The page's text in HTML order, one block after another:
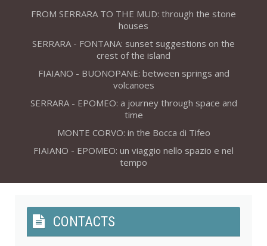
FROM SERRARA TO THE MUD: through the stone
houses
SERRARA - FONTANA: sunset suggestions on the
crest of the island
FIAIANO - BUONOPANE: between springs and
volcanoes
SERRARA - EPOMEO: a journey through space and
time
MONTE CORVO: in the Bocca di Tifeo
FIAIANO - EPOMEO: un viaggio nello spazio e nel
tempo
CONTACTS